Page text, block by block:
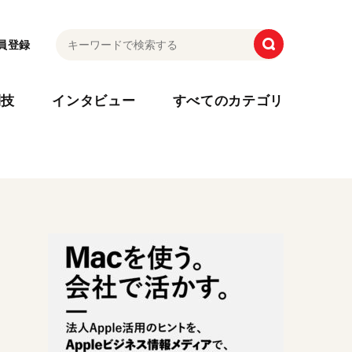
登録
インタビュー すべてのカテゴリ